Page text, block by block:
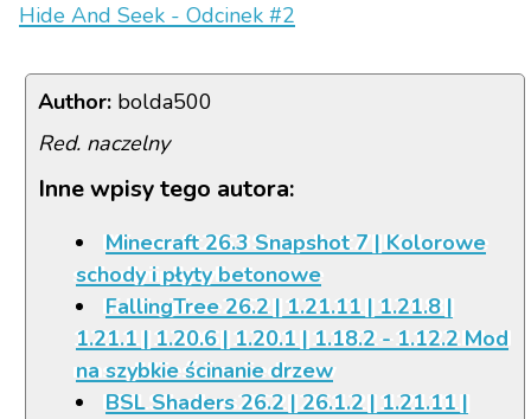
Hide And Seek - Odcinek #2
Author: bolda500
Red. naczelny
Inne wpisy tego autora:
Minecraft 26.3 Snapshot 7 | Kolorowe
schody i płyty betonowe
FallingTree 26.2 | 1.21.11 | 1.21.8 |
1.21.1 | 1.20.6 | 1.20.1 | 1.18.2 - 1.12.2 Mod
na szybkie ścinanie drzew
BSL Shaders 26.2 | 26.1.2 | 1.21.11 |